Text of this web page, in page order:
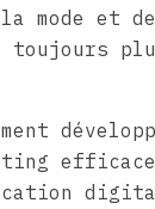
la mode et
toujours